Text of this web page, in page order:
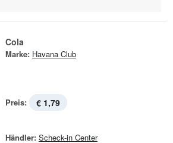
Cola
Marke: Havana Club
Preis: € 1,79
Händler: Scheck-in Center